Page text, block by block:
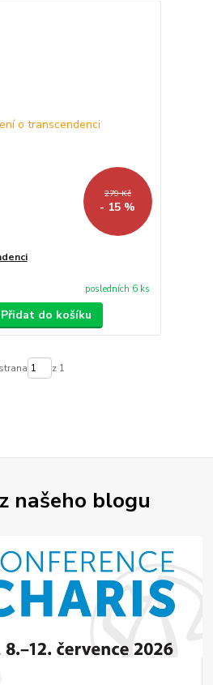
279 Kč
- 15 %
posledních 6 ks
Přidat do košíku
strana z 1
našeho blogu